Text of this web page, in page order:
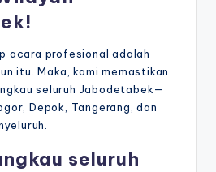
acara profesional adalah
itu. Maka, kami memastikan
seluruh Jabodetabek—
Depok, Tangerang, dan
seluruh